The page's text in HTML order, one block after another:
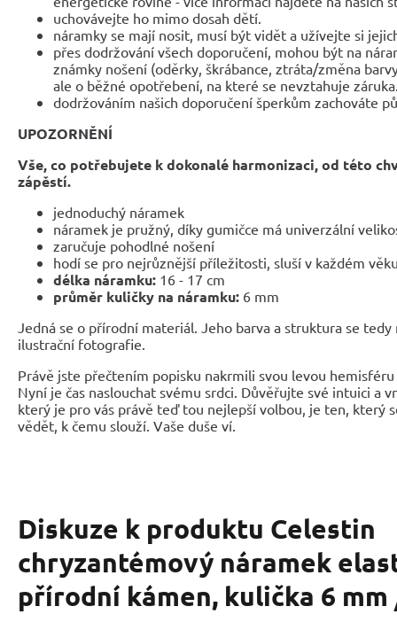
uchovávejte ho mimo dosah dětí.
náramky se mají nosit, musí být vidět a užívejte si
přes dodržování všech doporučení, mohou být na
známky nošení (oděrky, škrábance, ztráta/změna
ale o běžné opotřebení, na které se nevztahuje
dodržováním našich doporučení šperkům zachováte
UPOZORNĚNÍ
Vše, co potřebujete k dokonalé harmonizaci, od této
zápěstí.
jednoduchý náramek
náramek je pružný, díky gumičce má univerzální
zaručuje pohodlné nošení
hodí se pro nejrůznější příležitosti, sluší v každém
délka náramku: 16 - 17 cm
průměr kuličky na náramku: 6 mm
Jedná se o přírodní materiál. Jeho barva a struktura se
ilustrační fotografie.
Právě jste přečtením popisku nakrmili svou levou
Nyní je čas naslouchat svému srdci. Důvěřujte své intuici a
který je pro vás právě teď tou nejlepší volbou, je ten, který
vědět, k čemu slouží. Vaše duše ví.
Diskuze k produktu Celestin
chryzantémový náramek
přírodní kámen, kulička 6 mm